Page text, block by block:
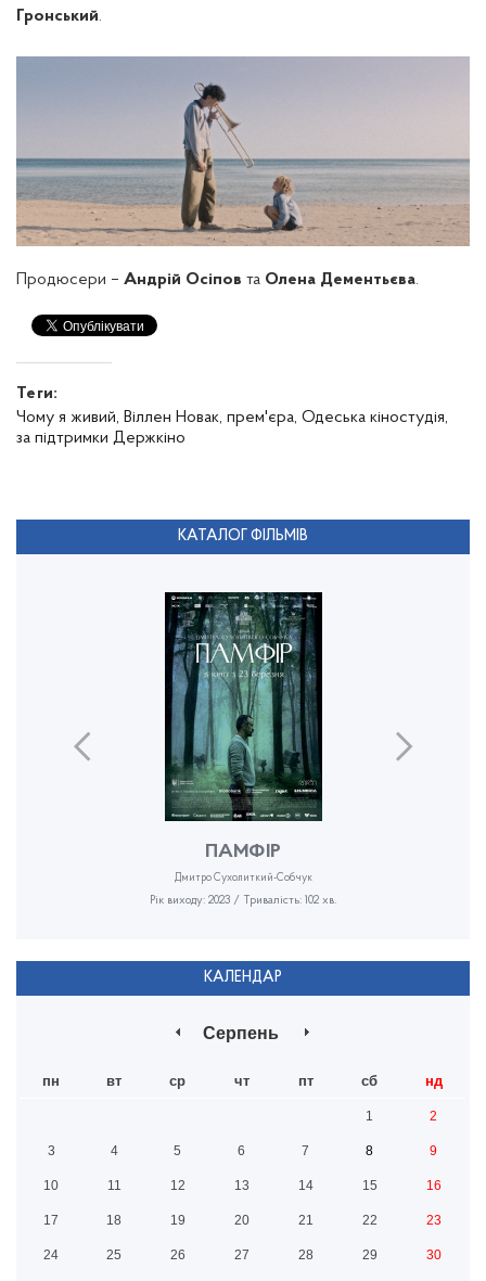
Гронський.
Продюсери – Андрій Осіпов та Олена Дементьєва.
Теги:
Чому я живий, Віллен Новак, прем'єра, Одеська кіностудія,
за підтримки Держкіно
КАТАЛОГ ФІЛЬМІВ
ПАМФІР
Дмитро Сухолиткий-Собчук
Рік виходу: 2023 / Тривалість: 102 хв.
КАЛЕНДАР
Серпень
пн вт ср чт пт сб нд
1 2
3 4 5 6 7 8 9
10 11 12 13 14 15 16
17 18 19 20 21 22 23
24 25 26 27 28 29 30